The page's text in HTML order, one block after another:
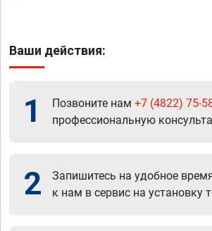
Ваши действия:
1 Позвоните нам +7 (4822) 75-
профессиональную
2
Запишитесь на удобное
к нам в сервис на установку